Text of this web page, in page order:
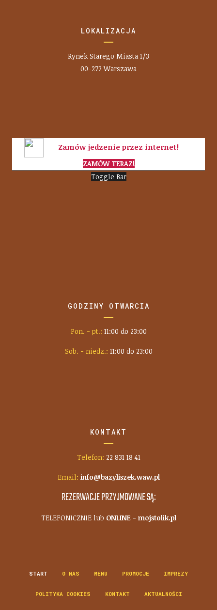
LOKALIZACJA
Rynek Starego Miasta 1/3
00-272 Warszawa
Zamów jedzenie przez internet!
ZAMÓW TERAZ!
Toggle Bar
GODZINY OTWARCIA
Pon. - pt.: 11:00 do 23:00
Sob. - niedz.: 11:00 do 23:00
KONTAKT
Telefon: 22 831 18 41
Email: info@bazyliszek.waw.pl
REZERWACJE PRZYJMOWANE SĄ:
TELEFONICZNIE lub ONLINE - mojstolik.pl
START O NAS MENU PROMOCJE IMPREZY
POLITYKA COOKIES KONTAKT AKTUALNOŚCI